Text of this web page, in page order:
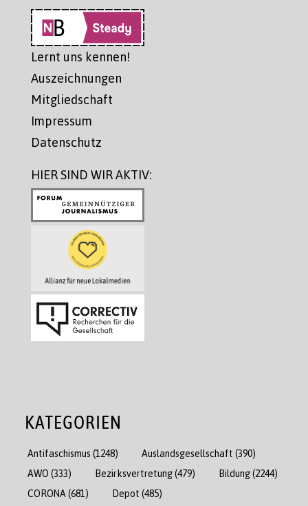
Lernt uns kennen!
Auszeichnungen
Mitgliedschaft
Impressum
Datenschutz
HIER SIND WIR AKTIV:
KATEGORIEN
Antifaschismus (1248) Auslandsgesellschaft (390)
AWO (333) Bezirksvertretung(479) Bildung(2244)
CORONA (681) Depot (485)